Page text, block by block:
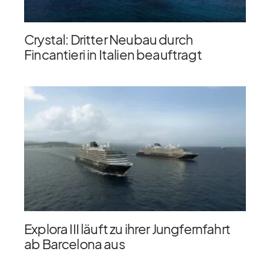
Crystal: Dritter Neubau durch
Fincantieri in Italien beauftragt
Explora III läuft zu ihrer Jungfernfahrt
ab Barcelona aus